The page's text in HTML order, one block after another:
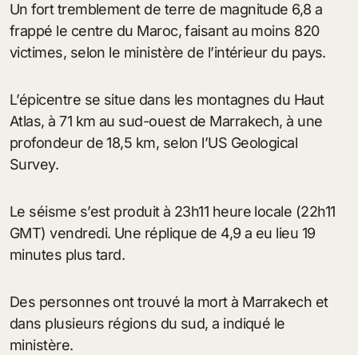
Un fort tremblement de terre de magnitude 6,8 a
frappé le centre du Maroc, faisant au moins 820
victimes, selon le ministère de l’intérieur du pays.
L’épicentre se situe dans les montagnes du Haut
Atlas, à 71 km au sud-ouest de Marrakech, à une
profondeur de 18,5 km, selon l’US Geological
Survey.
Le séisme s’est produit à 23h11 heure locale (22h11
GMT) vendredi. Une réplique de 4,9 a eu lieu 19
minutes plus tard.
Des personnes ont trouvé la mort à Marrakech et
dans plusieurs régions du sud, a indiqué le
ministère.